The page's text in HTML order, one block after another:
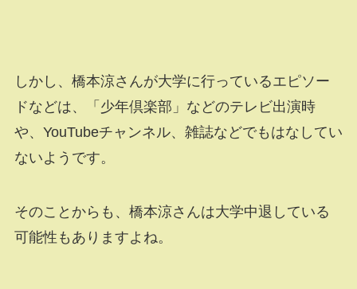
しかし、橋本涼さんが大学に行っているエピソー
ドなどは、「少年倶楽部」などのテレビ出演時
や、YouTubeチャンネル、雑誌などでもはなしてい
ないようです。
そのことからも、橋本涼さんは大学中退している
可能性もありますよね。